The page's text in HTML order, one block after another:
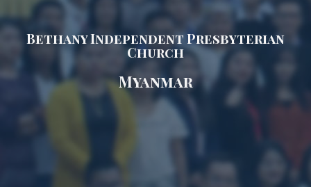
Bethany Independent Presbyterian
Church
Myanmar